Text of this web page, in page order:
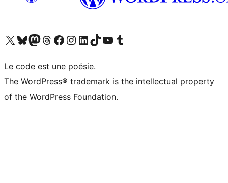
Visitez notre compte X (précédemment Twitter)
Visiter notre compte Bluesky
Visiter notre compte Mastodon
Visiter notre compte Threads
Consulter notre compte Facebook
Consulter notre compte Instagram
Consulter notre compte LinkedIn
Visiter notre compte TokTok
Visiter notre chaîne YouTube
Visiter notre compte Tumblr
Le code est une poésie.
The WordPress® trademark is the intellectual property
of the WordPress Foundation.